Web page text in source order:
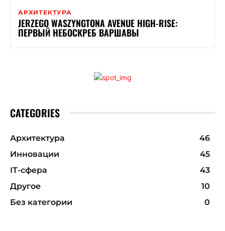
АРХИТЕКТУРА
JERZEGO WASZYNGTONA AVENUE HIGH-RISE:
ПЕРВЫЙ НЕБОСКРЕБ ВАРШАВЫ
CATEGORIES
Архитектура
46
Инновации
45
ІТ-сфера
43
Другое
10
Без категории
0